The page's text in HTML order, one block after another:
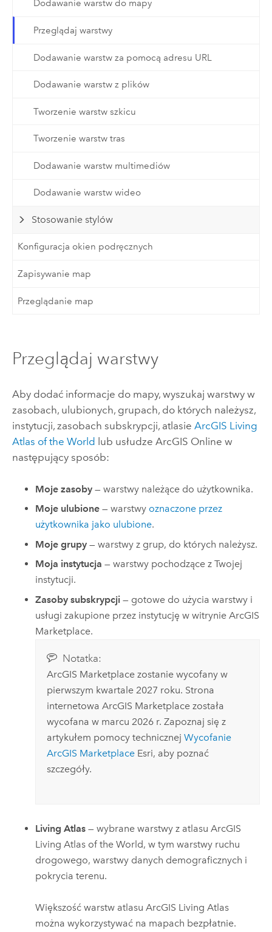
Dodawanie warstw do mapy
Przeglądaj warstwy
Dodawanie warstw za pomocą adresu URL
Dodawanie warstw z plików
Tworzenie warstw szkicu
Tworzenie warstw tras
Dodawanie warstw multimediów
Dodawanie warstw wideo
Stosowanie stylów
Konfiguracja okien podręcznych
Zapisywanie map
Przeglądanie map
Przeglądaj warstwy
Aby dodać informacje do mapy, wyszukaj warstwy w
zasobach, ulubionych, grupach, do których należysz,
instytucji, zasobach subskrypcji, atlasie ArcGIS Living
Atlas of the World lub usłudze ArcGIS Online w
następujący sposób:
Moje zasoby — warstwy należące do użytkownika.
Moje ulubione — warstwy oznaczone przez
użytkownika jako ulubione.
Moje grupy — warstwy z grup, do których należysz.
Moja instytucja — warstwy pochodzące z Twojej
instytucji.
Zasoby subskrypcji — gotowe do użycia warstwy i
usługi zakupione przez instytucję w witrynieArcGIS
Marketplace.
Notatka:
ArcGIS Marketplacezostanie wycofany w
pierwszym kwartale 2027 roku. Strona
internetowa ArcGIS Marketplacezostała
wycofana w marcu 2026 r. Zapoznaj się z
artykułem pomocy technicznej Wycofanie
ArcGIS Marketplace Esri, aby poznać
szczegóły.
Living Atlas — wybrane warstwy z atlasuArcGIS
Living Atlas of the World, w tym warstwy ruchu
drogowego, warstwy danych demograficznych i
pokrycia terenu.
Większość warstw atlasuArcGIS Living Atlas
można wykorzystywać na mapach bezpłatnie.